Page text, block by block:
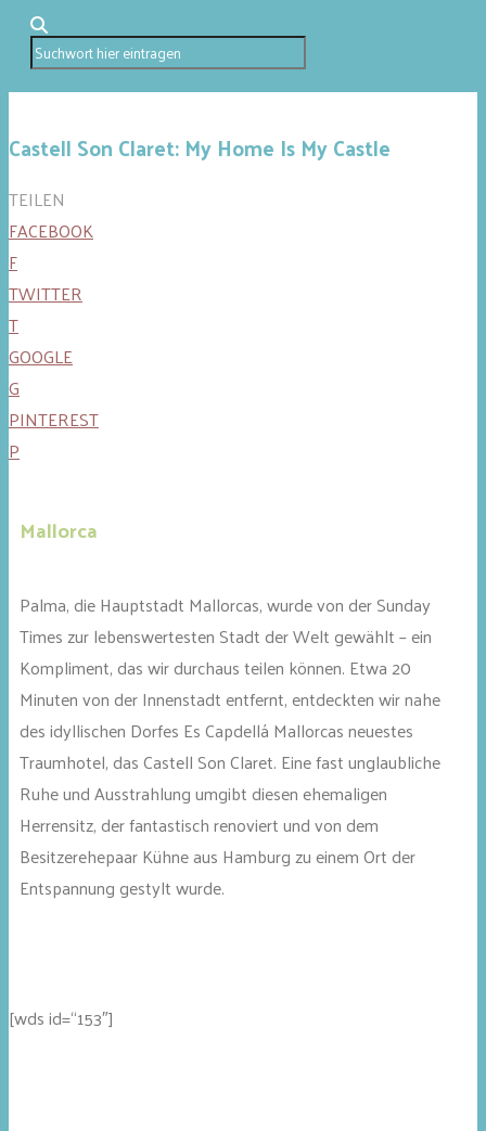
Castell Son Claret: My Home Is My Castle
TEILEN
FACEBOOK
F
TWITTER
T
GOOGLE
G
PINTEREST
P
Mallorca
Palma, die Hauptstadt Mallorcas, wurde von der Sunday
Times zur lebenswertesten Stadt der Welt gewählt – ein
Kompliment, das wir durchaus teilen können. Etwa 20
Minuten von der Innenstadt entfernt, entdeckten wir nahe
des idyllischen Dorfes Es Capdellá Mallorcas neuestes
Traumhotel, das Castell Son Claret. Eine fast unglaubliche
Ruhe und Ausstrahlung umgibt diesen ehemaligen
Herrensitz, der fantastisch renoviert und von dem
Besitzerehepaar Kühne aus Hamburg zu einem Ort der
Entspannung gestylt wurde.
[wds id=“153″]